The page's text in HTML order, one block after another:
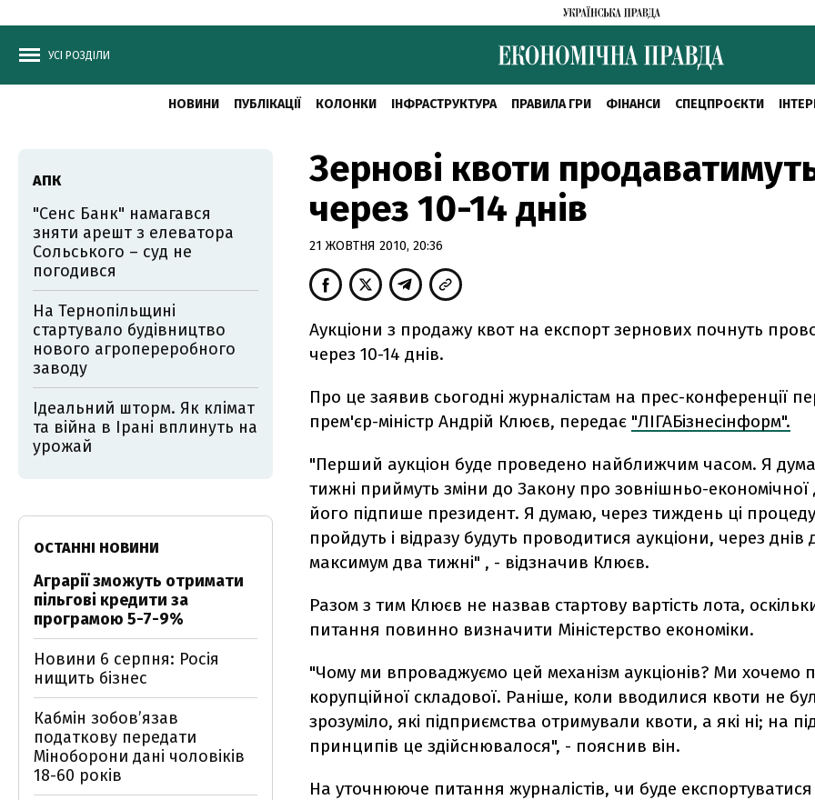
УСІ РОЗДІЛИ
НОВИНИ ПУБЛІКАЦІЇ КОЛОНКИ ІНФРАСТРУКТУРА ПРАВИЛА ГРИ ФІНАНСИ СПЕЦПРОЄКТИ
Зернові квоти
через 10-14 днів
21 ЖОВТНЯ 2010, 20:36
Аукціони з продажу квот на експорт зернових почнуть
через 10-14 днів.
Про це заявив сьогодні журналістам на прес-конференції
прем'єр-міністр Андрій Клюєв, передає "ЛІГАБізнесінформ".
"Перший аукціон буде проведено найближчим часом. Я
тижні приймуть зміни до Закону про зовнішньо-економічної
його підпише президент. Я думаю, через тиждень ці
пройдуть і відразу будуть проводитися аукціони, через днів
максимум два тижні" , - відзначив Клюєв.
Разом з тим Клюєв не назвав стартову вартість лота,
питання повинно визначити Міністерство економіки.
"Чому ми впроваджуємо цей механізм аукціонів? Ми хочемо
корупційної складової. Раніше, коли вводилися квоти не
зрозуміло, які підприємства отримували квоти, а які ні; на
принципів це здійснювалося", - пояснив він.
На уточнююче питання журналістів, чи буде
АПК
"Сенс Банк" намагався
зняти арешт з елеватора
Сольського – суд не
погодився
На Тернопільщині
стартувало будівництво
нового агропереробного
заводу
Ідеальний шторм. Як клімат
та війна в Ірані вплинуть на
урожай
ОСТАННІ НОВИНИ
Аграрії зможуть отримати
пільгові кредити за
програмою 5-7-9%
Новини 6 серпня: Росія
нищить бізнес
Кабмін зобовʼязав
податкову передати
Міноборони дані чоловіків
18-60 років